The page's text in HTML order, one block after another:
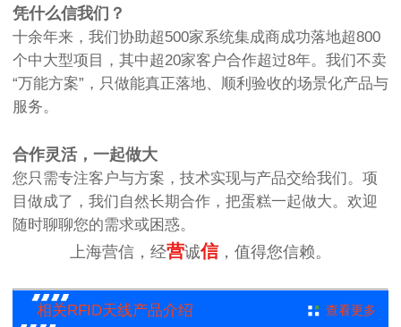
凭什么信我们？
十余年来，我们协助超500家系统集成商成功落地超800
个中大型项目，其中超20家客户合作超过8年。我们不卖
“万能方案”，只做能真正落地、顺利验收的场景化产品与
服务。
合作灵活，一起做大
您只需专注客户与方案，技术实现与产品交给我们。项
目做成了，我们自然长期合作，把蛋糕一起做大。欢迎
随时聊聊您的需求或困惑。
上海营信，经营诚信，值得您信赖。
相关RFID天线产品介绍 查看更多